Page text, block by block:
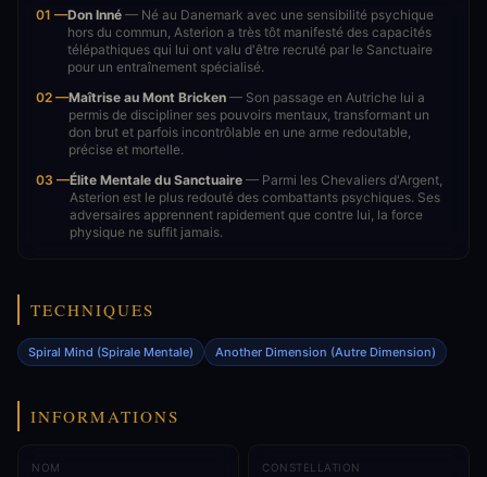
01 —Don Inné — Né au Danemark avec une sensibilité psychique
hors du commun, Asterion a très tôt manifesté des capacités
télépathiques qui lui ont valu d'être recruté par le Sanctuaire
pour un entraînement spécialisé.
02 —Maîtrise au Mont Bricken — Son passage en Autriche lui a
permis de discipliner ses pouvoirs mentaux, transformant un
don brut et parfois incontrôlable en une arme redoutable,
précise et mortelle.
03 —Élite Mentale du Sanctuaire — Parmi les Chevaliers d'Argent,
Asterion est le plus redouté des combattants psychiques. Ses
adversaires apprennent rapidement que contre lui, la force
physique ne suffit jamais.
TECHNIQUES
Spiral Mind (Spirale Mentale) Another Dimension (Autre Dimension)
INFORMATIONS
NOM CONSTELLATION